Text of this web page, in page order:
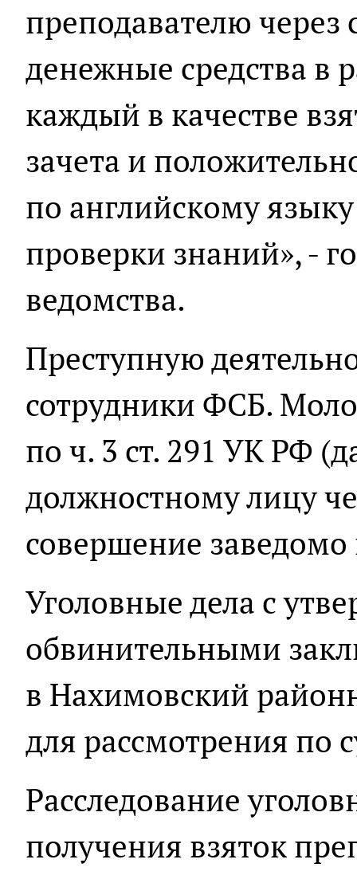
преподавателю через
денежные средства в
каждый в качестве
зачета и
по английскому
проверки знаний», -
ведомства.
Преступную
сотрудники ФСБ.
по ч. 3 ст. 291 УК РФ
должностному лицу
совершение
Уголовные дела с
обвинительными
в Нахимовский
для рассмотрения по
Расследование
получения взяток